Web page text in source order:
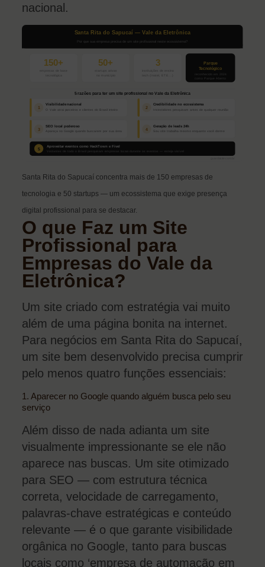
nacional.
Santa Rita do Sapucaí concentra mais de 150 empresas de
tecnologia e 50 startups — um ecossistema que exige presença
digital profissional para se destacar.
O que Faz um Site
Profissional para
Empresas do Vale da
Eletrônica?
Um site criado com estratégia vai muito
além de uma página bonita na internet.
Para negócios em Santa Rita do Sapucaí,
um site bem desenvolvido precisa cumprir
pelo menos quatro funções essenciais:
1. Aparecer no Google quando alguém busca pelo seu
serviço
Além disso de nada adianta um site
visualmente impressionante se ele não
aparece nas buscas. Um site otimizado
para SEO — com estrutura técnica
correta, velocidade de carregamento,
palavras-chave estratégicas e conteúdo
relevante — é o que garante visibilidade
orgânica no Google, tanto para buscas
locais como ‘empresa de automação em